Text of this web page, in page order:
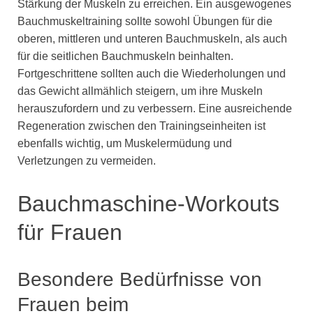
Stärkung der Muskeln zu erreichen. Ein ausgewogenes
Bauchmuskeltraining sollte sowohl Übungen für die
oberen, mittleren und unteren Bauchmuskeln, als auch
für die seitlichen Bauchmuskeln beinhalten.
Fortgeschrittene sollten auch die Wiederholungen und
das Gewicht allmählich steigern, um ihre Muskeln
herauszufordern und zu verbessern. Eine ausreichende
Regeneration zwischen den Trainingseinheiten ist
ebenfalls wichtig, um Muskelermüdung und
Verletzungen zu vermeiden.
Bauchmaschine-Workouts
für Frauen
Besondere Bedürfnisse von
Frauen beim